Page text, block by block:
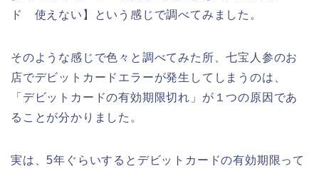
ド 使えない】という感じで調べてみました。
そのような感じで色々と調べてみた所、七宝人参のお
店でデビットカードエラーが発生してしまうのは、
「デビットカードの有効期限切れ」が１つの原因であ
ることが分かりました。
実は、5年ぐらいするとデビットカードの有効期限って